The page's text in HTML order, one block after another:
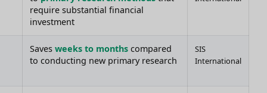
require substantial financial
investment
Saves weeks to months compared
to conducting new primary research
SIS
International